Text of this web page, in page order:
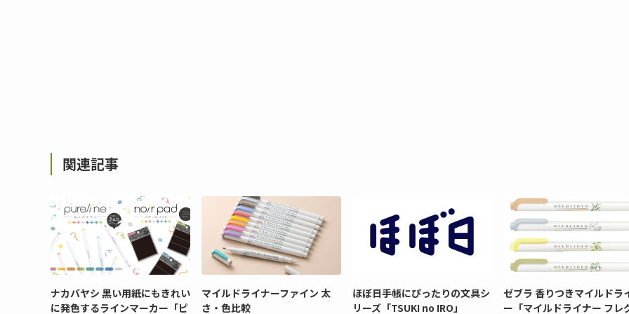
関連記事
ナカバヤシ 黒い用紙にもきれい
に発色するラインマーカー「ピ
マイルドライナーファイン 太
さ・色比較
ほぼ日手帳にぴったりの文具シ
リーズ「TSUKI no IRO」
ゼブラ 香りつきマイルドラ
ー「マイルドライナー フレ